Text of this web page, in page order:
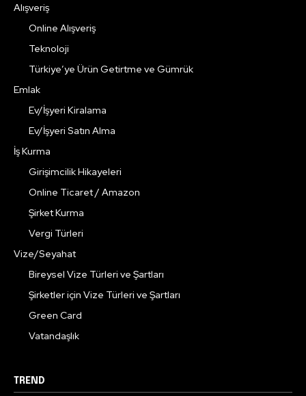
Alışveriş
Online Alışveriş
Teknoloji
Türkiye’ye Ürün Getirtme ve Gümrük
Emlak
Ev/İşyeri Kiralama
Ev/İşyeri Satın Alma
İş Kurma
Girişimcilik Hikayeleri
Online Ticaret / Amazon
Şirket Kurma
Vergi Türleri
Vize/Seyahat
Bireysel Vize Türleri ve Şartları
Şirketler için Vize Türleri ve Şartları
Green Card
Vatandaşlık
TREND